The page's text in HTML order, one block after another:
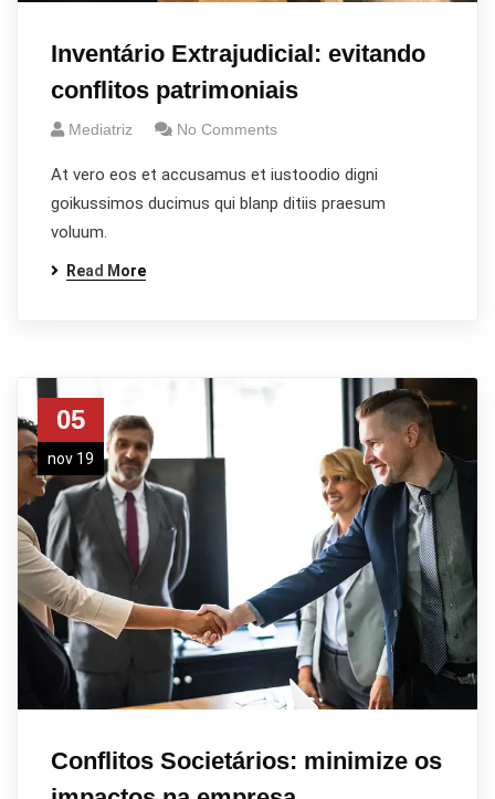
Inventário Extrajudicial: evitando
conflitos patrimoniais
Mediatriz No Comments
At vero eos et accusamus et iustoodio digni
goikussimos ducimus qui blanp ditiis praesum
voluum.
Read More
05
nov 19
Conflitos Societários: minimize os